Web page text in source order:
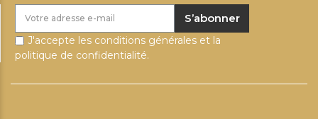
S’abonner
J'accepte les conditions générales et la
politique de confidentialité.